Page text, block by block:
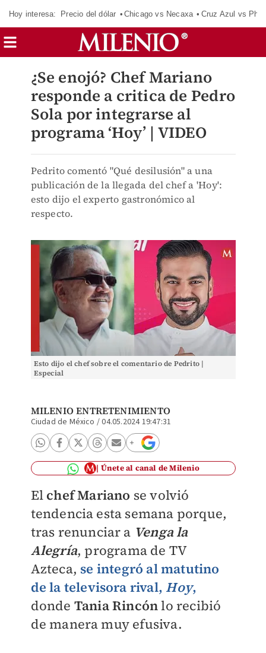
Hoy interesa: Precio del dólar Chicago vs Necaxa Cruz Azul vs
¿Se enojó? Chef Mariano
responde a critica de Pedro
Sola por integrarse al
programa ‘Hoy’ | VIDEO
Pedrito comentó "Qué desilusión" a una
publicación de la llegada del chef a 'Hoy':
esto dijo el experto gastronómico al
respecto.
Esto dijo el chef sobre el comentario de Pedrito |
Especial
MILENIO ENTRETENIMIENTO
Ciudad de México /04.05.2024 19:47:31
Únete al canal de Milenio
El chef Mariano se volvió
tendencia esta semana porque,
tras renunciar a Venga la
Alegría, programa de TV
Azteca, se integró al matutino
de la televisora rival, Hoy,
donde Tania Rincónlo recibió
de manera muy efusiva.